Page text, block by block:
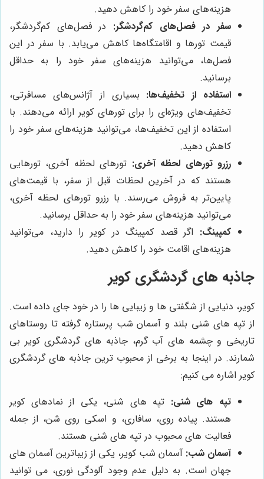
هزینه‌های سفر خود را کاهش دهید.
سفر در فصل‌های کم‌گردشگر: در فصل‌های کم‌گردشگر،
قیمت تورها و اقامتگاه‌ها کاهش می‌یابد. با سفر در این
فصل‌ها، می‌توانید هزینه‌های سفر خود را به حداقل
برسانید.
استفاده از تخفیف‌ها: بسیاری از آژانس‌های مسافرتی،
تخفیف‌های ویژه‌ای را برای تورهای کویر ارائه می‌دهند. با
استفاده از این تخفیف‌ها، می‌توانید هزینه‌های سفر خود را
کاهش دهید.
رزرو تورهای لحظه آخری: تورهای لحظه آخری، تورهایی
هستند که در آخرین لحظات قبل از سفر، با قیمت‌های
پایین‌تر به فروش می‌رسند. با رزرو تورهای لحظه آخری،
می‌توانید هزینه‌های سفر خود را به حداقل برسانید.
کمپینگ: اگر قصد کمپینگ در کویر را دارید، می‌توانید
هزینه‌های اقامت خود را کاهش دهید.
جاذبه های گردشگری کویر
کویر، دنیایی از شگفتی ها و زیبایی ها را در خود جای داده است.
از تپه های شنی بلند و آسمان شب پرستاره گرفته تا روستاهای
تاریخی و چشمه های آب گرم، جاذبه های گردشگری کویر بی
شمارند. در اینجا به برخی از محبوب ترین جاذبه های گردشگری
کویر اشاره می کنیم:
تپه های شنی: تپه های شنی، یکی از نمادهای کویر
هستند. پیاده روی، سافاری، و اسکی روی شن، از جمله
فعالیت های محبوب در تپه های شنی هستند.
آسمان شب: آسمان شب کویر، یکی از زیباترین آسمان های
جهان است. به دلیل عدم وجود آلودگی نوری، می توانید